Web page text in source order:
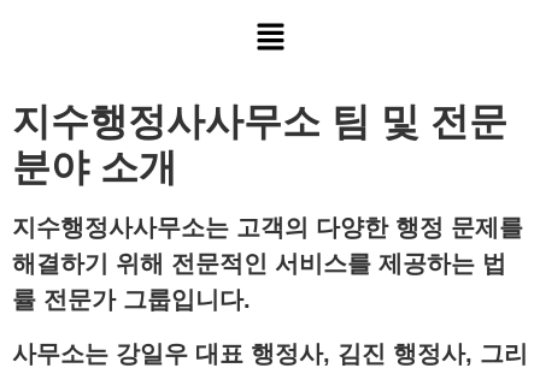
지수행정사사무소 팀 및 전문
분야 소개
지수행정사사무소는 고객의 다양한 행정 문제를
해결하기 위해 전문적인 서비스를 제공하는 법
률 전문가 그룹입니다.
사무소는 강일우 대표 행정사, 김진 행정사, 그리